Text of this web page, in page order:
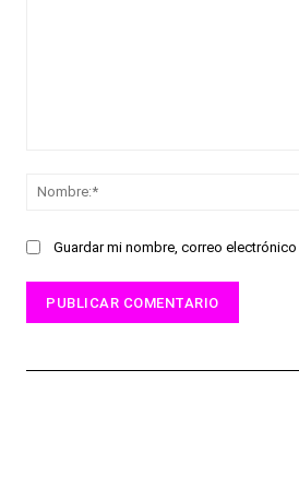
Guardar mi nombre, correo